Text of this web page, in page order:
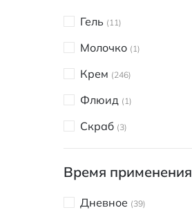
VT Cosmetics
BABE Laboratorios
Rituals
Marie Fresh
BIOTRADE
Chamos Acaci
Гель 11
Молочко 1
Крем 246
Флюид 1
Скраб 3
Время применения
Дневное 39